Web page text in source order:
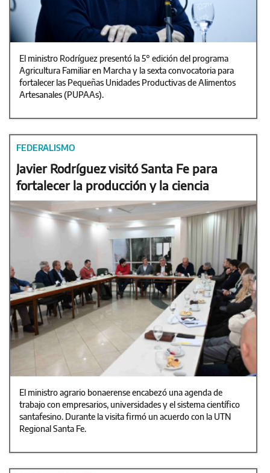
El ministro Rodríguez presentó la 5° edición del programa
Agricultura Familiar en Marcha y la sexta convocatoria para
fortalecer las Pequeñas Unidades Productivas de Alimentos
Artesanales (PUPAAs).
FEDERALISMO
Javier Rodríguez visitó Santa Fe para
fortalecer la producción y la ciencia
El ministro agrario bonaerense encabezó una agenda de
trabajo con empresarios, universidades y el sistema científico
santafesino. Durante la visita firmó un acuerdo con la UTN
Regional Santa Fe.